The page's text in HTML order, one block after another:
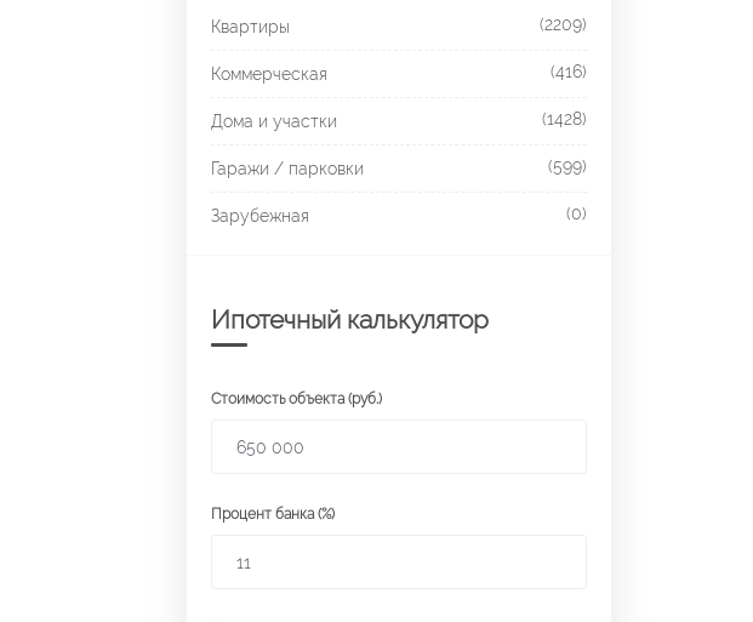
Квартиры (2209)
Коммерческая (416)
Дома и участки (1428)
Гаражи / парковки (599)
Зарубежная (0)
Ипотечный калькулятор
Стоимость объекта (руб.)
Процент банка (%)